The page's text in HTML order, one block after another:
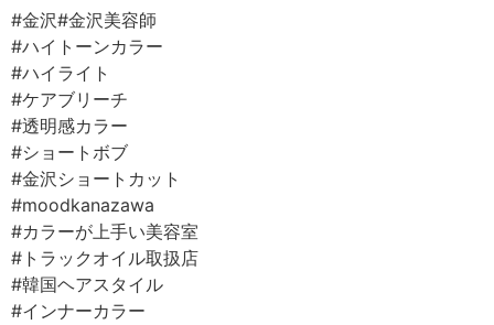
#金沢#金沢美容師⠀
#ハイトーンカラー
#ハイライト⠀
#ケアブリーチ⠀
#透明感カラー⠀
#ショートボブ⠀
#金沢ショートカット⠀
#moodkanazawa ⠀
#カラーが上手い美容室⠀
#トラックオイル取扱店⠀
#韓国ヘアスタイル
#インナーカラー⠀